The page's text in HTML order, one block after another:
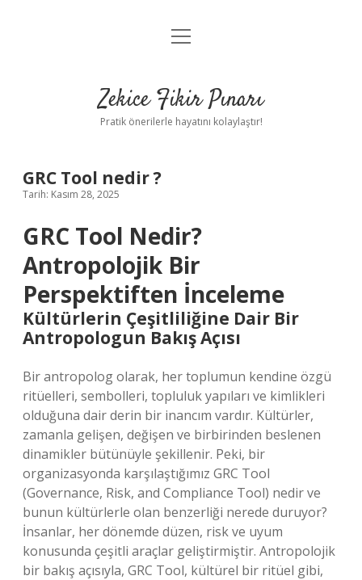
Anasayfa
Yasal Uyarı
menüyü
Zekice Fikir Pınarı
Pratik önerilerle hayatını kolaylaştır!
GRC Tool nedir ?
Tarih: Kasım 28, 2025
GRC Tool Nedir?
Antropolojik Bir
Perspektiften İnceleme
Kültürlerin Çeşitliliğine Dair Bir
Antropologun Bakış Açısı
Bir antropolog olarak, her toplumun kendine özgü
ritüelleri, sembolleri, topluluk yapıları ve kimlikleri
olduğuna dair derin bir inancım vardır. Kültürler,
zamanla gelişen, değişen ve birbirinden beslenen
dinamikler bütünüyle şekillenir. Peki, bir
organizasyonda karşılaştığımız GRC Tool
(Governance, Risk, and Compliance Tool) nedir ve
bunun kültürlerle olan benzerliği nerede duruyor?
İnsanlar, her dönemde düzen, risk ve uyum
konusunda çeşitli araçlar geliştirmiştir. Antropolojik
bir bakış açısıyla, GRC Tool, kültürel bir ritüel gibi,